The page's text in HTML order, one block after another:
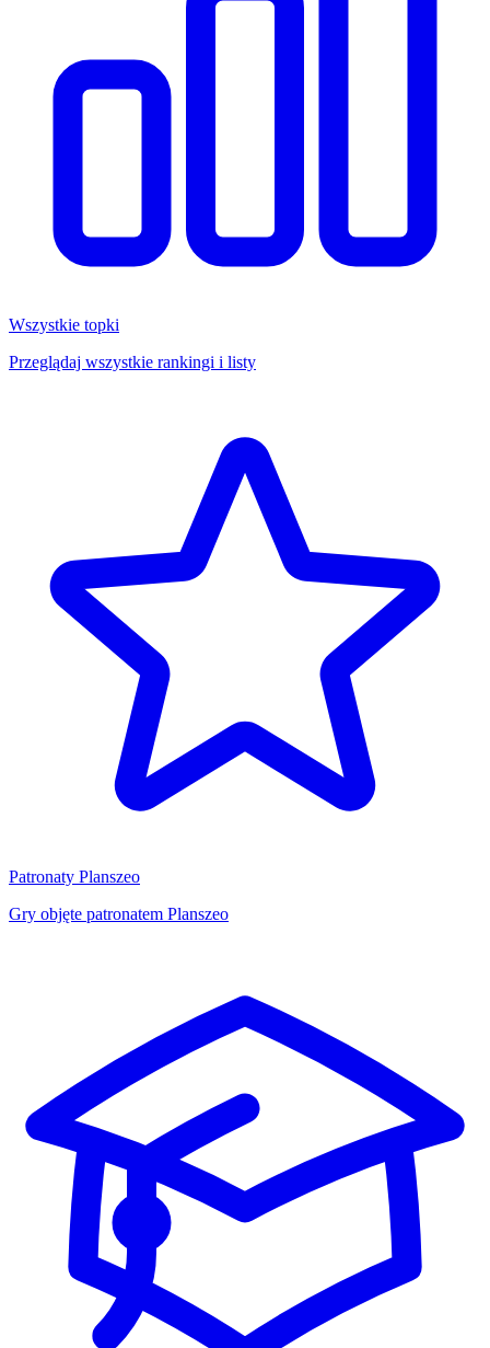
Wszystkie topki
Przeglądaj wszystkie rankingi i listy
Patronaty Planszeo
Gry objęte patronatem Planszeo